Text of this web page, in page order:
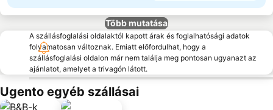
Több mutatása
A szállásfoglalási oldalaktól kapott árak és foglalhatósági adatok
folyamatosan változnak. Emiatt előfordulhat, hogy a
szállásfoglalási oldalon már nem találja meg pontosan ugyanazt az
ajánlatot, amelyet a trivagón látott.
Ugento egyéb szállásai